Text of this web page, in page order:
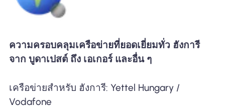
ความครอบคลุมเครือข่ายที่ยอดเยี่ยมทั่ว ฮังการี
จาก บูดาเปสต์ ถึง เอเกอร์ และอื่น ๆ
เครือข่ายสำหรับ ฮังการี: Yettel Hungary /
Vodafone